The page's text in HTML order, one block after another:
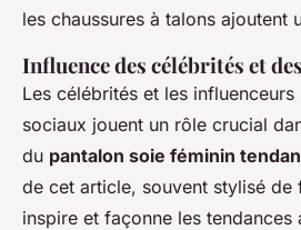
les chaussures à talons ajoutent
Influence des célébrités et
Les célébrités et les influenceurs
sociaux jouent un rôle crucial
du pantalon soie féminin
de cet article, souvent stylisé de
inspire et façonne les tendances